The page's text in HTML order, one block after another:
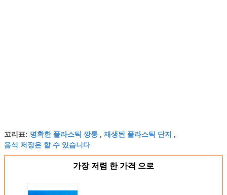
꼬리표: 명확한 플라스틱 깡통 , 재생된 플라스틱 단지 ,
음식 저장은 할 수 있습니다
가장 저렴 한 가격 으로